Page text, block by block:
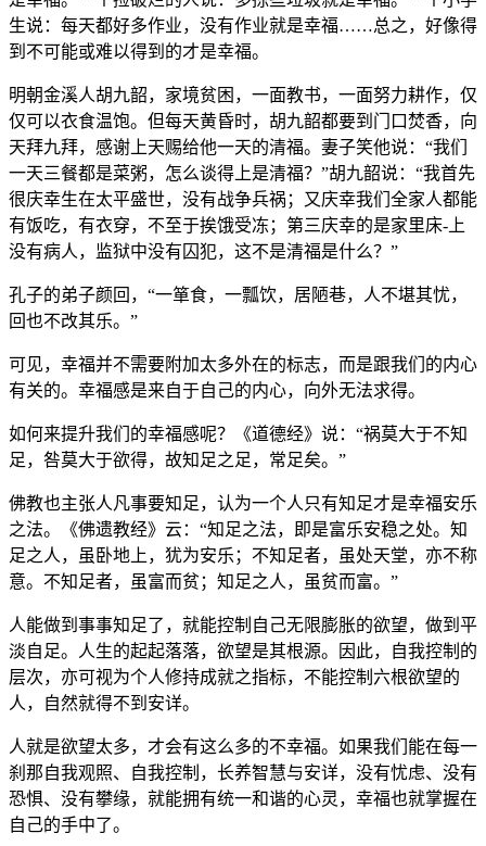
生说：每天都好多作业，没有作业就是幸福……总之，好像得
到不可能或难以得到的才是幸福。
明朝金溪人胡九韶，家境贫困，一面教书，一面努力耕作，仅
仅可以衣食温饱。但每天黄昏时，胡九韶都要到门口焚香，向
天拜九拜，感谢上天赐给他一天的清福。妻子笑他说：“我们
一天三餐都是菜粥，怎么谈得上是清福？”胡九韶说：“我首先
很庆幸生在太平盛世，没有战争兵祸；又庆幸我们全家人都能
有饭吃，有衣穿，不至于挨饿受冻；第三庆幸的是家里床-上
没有病人，监狱中没有囚犯，这不是清福是什么？”
孔子的弟子颜回，“一箪食，一瓢饮，居陋巷，人不堪其忧，
回也不改其乐。”
可见，幸福并不需要附加太多外在的标志，而是跟我们的内心
有关的。幸福感是来自于自己的内心，向外无法求得。
如何来提升我们的幸福感呢？《道德经》说：“祸莫大于不知
足，咎莫大于欲得，故知足之足，常足矣。”
佛教也主张人凡事要知足，认为一个人只有知足才是幸福安乐
之法。《佛遗教经》云：“知足之法，即是富乐安稳之处。知
足之人，虽卧地上，犹为安乐；不知足者，虽处天堂，亦不称
意。不知足者，虽富而贫；知足之人，虽贫而富。”
人能做到事事知足了，就能控制自己无限膨胀的欲望，做到平
淡自足。人生的起起落落，欲望是其根源。因此，自我控制的
层次，亦可视为个人修持成就之指标，不能控制六根欲望的
人，自然就得不到安详。
人就是欲望太多，才会有这么多的不幸福。如果我们能在每一
刹那自我观照、自我控制，长养智慧与安详，没有忧虑、没有
恐惧、没有攀缘，就能拥有统一和谐的心灵，幸福也就掌握在
自己的手中了。